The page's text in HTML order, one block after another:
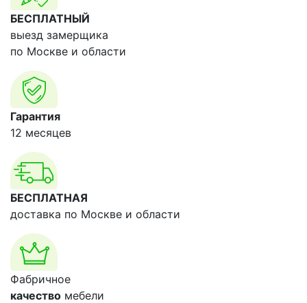
БЕСПЛАТНЫЙ
выезд замерщика
по Москве и области
Гарантия
12 месяцев
БЕСПЛАТНАЯ
доставка по Москве и области
Фабричное
качество мебели